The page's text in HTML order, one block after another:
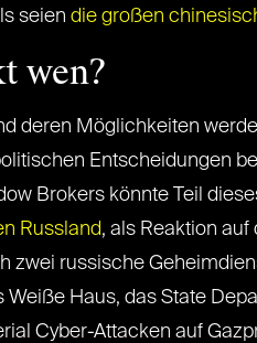
seien die großen
wen?
deren Möglichkeiten
Entscheidungen
Brokers könnte Teil
Russland, als Reaktion
zwei russische
Weiße Haus, das State
Cyber-Attacken auf